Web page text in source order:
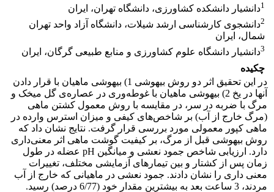
1دانشیار دانشکده کشاورزی، دانشگاه تهران، ایران
2دانشجوی کارشناسی ارشد شیلات، دانشگاه آزاد واحد تهران
شمال، ایران
3دانشیار دانشگاه علوم کشاورزی و منابع طبیعی گرگان، ایران
چکیده
در این تحقیق اثر دو روش بیهوشی 1) بیهوشی ماهیان با قرار دادن
آنها در یخ 2) بیهوشی ماهیان با غوطه‌‌‌وری در عصاره‌‌‌ی گل میخک و
مرگ با ضربه در سر، در مقایسه با روش معمول کشتن ماهی
(مرگ خارج از آب) بر شاخص‌های کیفی و میزان استرس وارده در
ماهی کپور معمولی مورد بررسی قرار گرفت. نتایج نشان داد که
روش بیهوشی قبل از مرگ، بر کیفیت گوشت ماهی اثر معنی‌داری
دارد. ارزیابی شاخص جمود نعشی و میانگین pH‌ عضله در طول
زمان پس از کشتار و بین تیمارهای آزمایشی مختلف، تغییرات
معنی داری را نشان دادند. جمود نعشی در ماهیانی که خارج از آب
مردند، 3 ساعت بعد به بیشترین مقدار خود (6/77 درصد) رسید.